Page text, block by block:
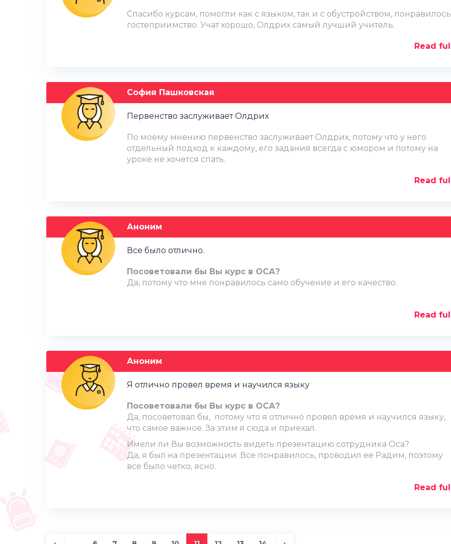
Спасибо курсам, помогли как с языком, так и с обустройством, понравилось
гостеприимство. Учат хорошо, Олдрих самый лучший учитель.
Read
София Пашковская
Первенство заслуживает Олдрих
По моему мнению первенство заслуживает Олдрих, потому что у него
отдельный подход к каждому, его задания всегда с юмором и потому на
уроке не хочется спать.
Read
Аноним
Все было отлично.
Посоветовали бы Вы курс в ОСА?
Да, потому что мне понравилось само обучение и его качество.
Read
Аноним
Я отлично провел время и научился языку
Посоветовали бы Вы курс в ОСА?
Да, посоветовал бы, потому что я отлично провел время и научился языку,
что самое важное. За этим я сюда и приехал.
Имели ли Вы возможность видеть презентацию сотрудника Оса?
Да, я был на презентации. Все понравилось, проводил ее Радим, поэтому
все было четко, ясно.
Read